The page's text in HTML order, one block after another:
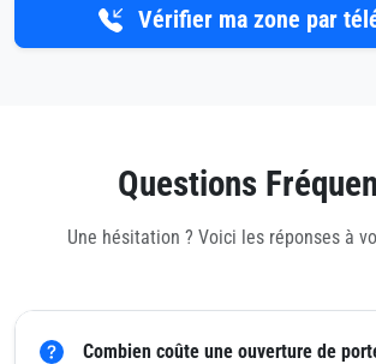
Vérifier ma zone par
Questions
Une hésitation ? Voici les réponses à
Combien coûte une ouverture de